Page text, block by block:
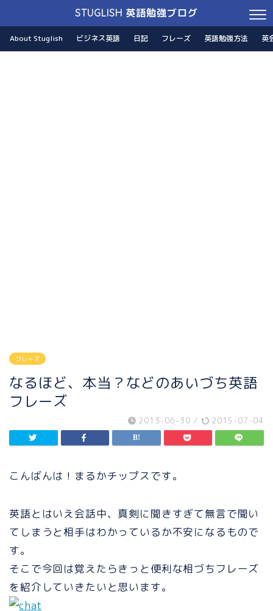
STUGLISH 英語勉強ブログ
About Stuglish ビジネス英語 日記 フレーズ 英語勉強方法 英
フレーズ
なるほど、本当？などのあいづち英語
フレーズ
2013-06-30 / 2015-07-04
こんばんは！まるかチップスです。
英語とはいえ会話中、真剣に聞きすぎて無言で聞い
てしまうと相手はわかっているか不安になるもので
す。
そこで今回は覚えたらきっと便利な相づちフレーズ
を紹介していきたいと思います。